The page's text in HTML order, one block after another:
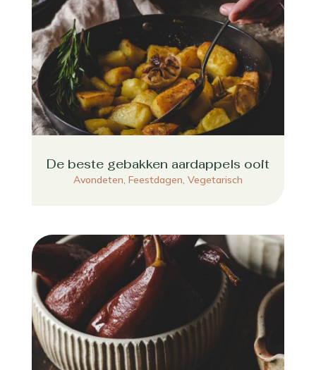
De beste gebakken aardappels ooit
Avondeten, Feestdagen, Vegetarisch